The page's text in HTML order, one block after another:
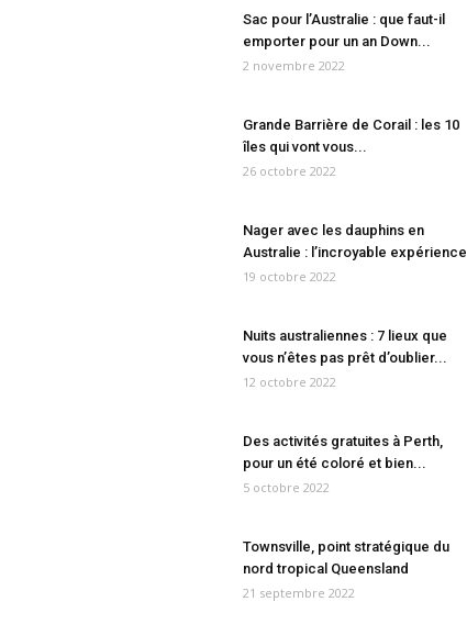
Sac pour l’Australie : que faut-il
emporter pour un an Down...
2 novembre 2022
Grande Barrière de Corail : les 10
îles qui vont vous...
26 octobre 2022
Nager avec les dauphins en
Australie : l’incroyable expérience
19 octobre 2022
Nuits australiennes : 7 lieux que
vous n’êtes pas prêt d’oublier...
12 octobre 2022
Des activités gratuites à Perth,
pour un été coloré et bien...
5 octobre 2022
Townsville, point stratégique du
nord tropical Queensland
21 septembre 2022